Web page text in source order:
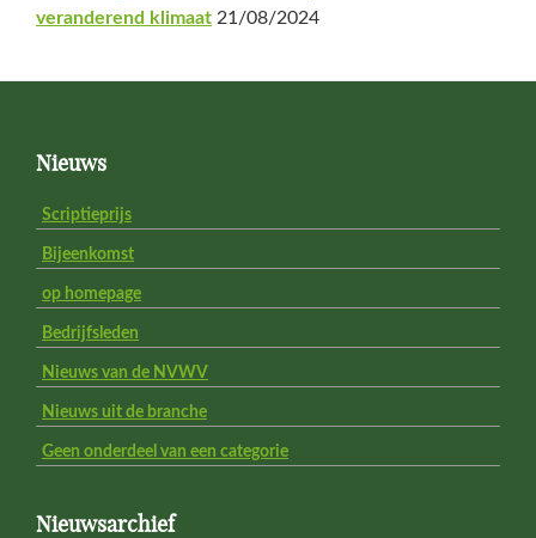
veranderend klimaat 21/08/2024
FooterNieuws
Scriptieprijs
Bijeenkomst
op homepage
Bedrijfsleden
Nieuws van de NVWV
Nieuws uit de branche
Geen onderdeel van een categorie
Nieuwsarchief